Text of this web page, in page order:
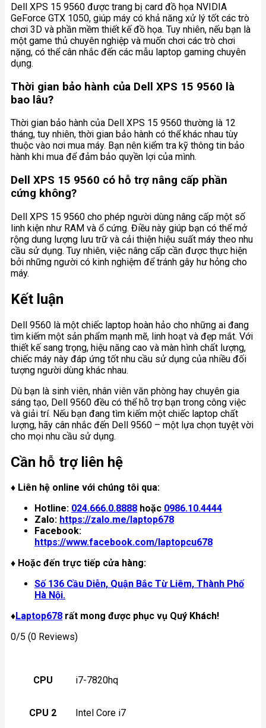
Dell XPS 15 9560 được trang bị card đồ họa NVIDIA
GeForce GTX 1050, giúp máy có khả năng xử lý tốt các trò
chơi 3D và phần mềm thiết kế đồ họa. Tuy nhiên, nếu bạn là
một game thủ chuyên nghiệp và muốn chơi các trò chơi
nặng, có thể cân nhắc đến các mẫu laptop gaming chuyên
dụng.
Thời gian bảo hành của Dell XPS 15 9560 là
bao lâu?
Thời gian bảo hành của Dell XPS 15 9560 thường là 12
tháng, tuy nhiên, thời gian bảo hành có thể khác nhau tùy
thuộc vào nơi mua máy. Bạn nên kiểm tra kỹ thông tin bảo
hành khi mua để đảm bảo quyền lợi của mình.
Dell XPS 15 9560 có hỗ trợ nâng cấp phần
cứng không?
Dell XPS 15 9560 cho phép người dùng nâng cấp một số
linh kiện như RAM và ổ cứng. Điều này giúp bạn có thể mở
rộng dung lượng lưu trữ và cải thiện hiệu suất máy theo nhu
cầu sử dụng. Tuy nhiên, việc nâng cấp cần được thực hiện
bởi những người có kinh nghiệm để tránh gây hư hỏng cho
máy.
Kết luận
Dell 9560 là một chiếc laptop hoàn hảo cho những ai đang
tìm kiếm một sản phẩm mạnh mẽ, linh hoạt và đẹp mắt. Với
thiết kế sang trọng, hiệu năng cao và màn hình chất lượng,
chiếc máy này đáp ứng tốt nhu cầu sử dụng của nhiều đối
tượng người dùng khác nhau.
Dù bạn là sinh viên, nhân viên văn phòng hay chuyên gia
sáng tạo, Dell 9560 đều có thể hỗ trợ bạn trong công việc
và giải trí. Nếu bạn đang tìm kiếm một chiếc laptop chất
lượng, hãy cân nhắc đến Dell 9560 – một lựa chọn tuyệt vời
cho mọi nhu cầu sử dụng.
Cần hỗ trợ liên hệ
♦ Liên hệ online với chúng tôi qua:
Hotline: 024.666.0.8888 hoặc 0986.10.4444
Zalo: https://zalo.me/laptop678
Facebook:
https://www.facebook.com/laptopcu678
♦ Hoặc đến trực tiếp cửa hàng:
Số 136 Cầu Diễn, Quận Bắc Từ Liêm, Thành Phố
Hà Nội.
♦Laptop678 rất mong được phục vụ Quý Khách!
0/5 (0 Reviews)
CPU i7-7820hq
CPU 2 Intel Core i7